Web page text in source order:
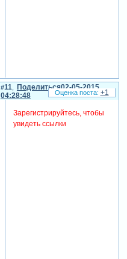
Поделиться
11
02-05-2015
04:28:48
Зарегистрируйтесь, чтобы
увидеть ссылки
+1